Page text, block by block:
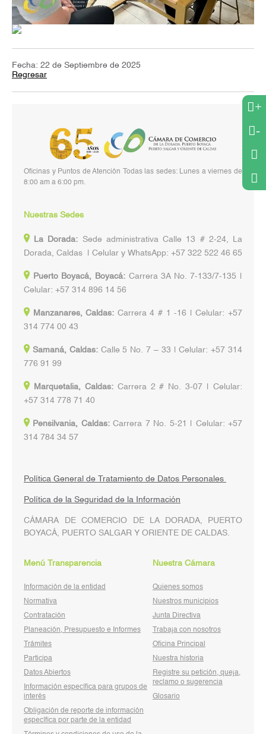
Fecha: 22 de Septiembre de 2025
Regresar
+
-
Oficinas y Puntos de Atención Todas las sedes: Lunes a viernes de
8:00 am a 6:00 pm.
Nuestras Sedes
La Dorada: Sede administrativa Calle 13 # 2-24, La
Dorada, Caldas | Celular y WhatsApp: +57 322 522 46 65
Puerto Boyacá, Boyacá:Carrera 3A No. 7-133/7-135 |
Celular: +57 314 896 14 56
Manzanares, Caldas: Carrera 4 # 1 -16 | Celular: +57
314 774 00 43
Samaná, Caldas: Calle 5 No. 7 – 33 | Celular: +57 314
776 91 99
Marquetalia, Caldas:Carrera 2 # No. 3-07 | Celular:
+57 314 778 71 40
Pensilvania, Caldas:Carrera 7 No. 5-21 | Celular: +57
314 784 34 57
Política General de Tratamiento de Datos Personales
Política de la Seguridad de la Información
CÁMARA DE COMERCIO DE LA DORADA, PUERTO
BOYACÁ, PUERTO SALGAR Y ORIENTE DE CALDAS.
Menú Transparencia
Información de la entidad
Normativa
Contratación
Planeación, Presupuesto e Informes
Trámites
Participa
Datos Abiertos
Información específica para grupos de
interés
Obligación de reporte de información
específica por parte de la entidad
Nuestra Cámara
Quienes somos
Nuestros municipios
Junta Directiva
Trabaja con nosotros
Oficina Principal
Nuestra historia
Registre su petición, queja,
reclamo o sugerencia
Glosario